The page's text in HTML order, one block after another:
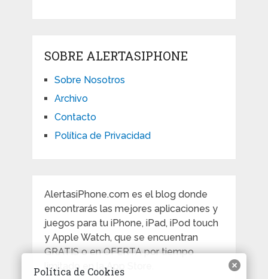
SOBRE ALERTASIPHONE
Sobre Nosotros
Archivo
Contacto
Política de Privacidad
AlertasiPhone.com es el blog donde
encontrarás las mejores aplicaciones y
juegos para tu iPhone, iPad, iPod touch
y Apple Watch, que se encuentran
GRATIS o en OFERTA por tiempo
limitado en la App Store.
Política de Cookies